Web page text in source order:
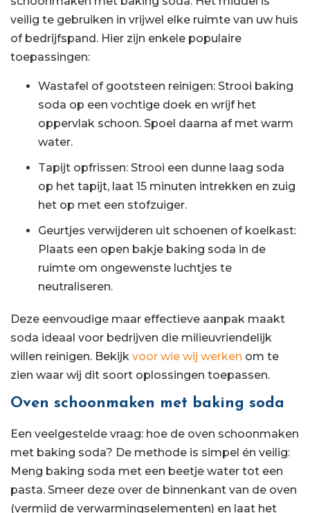
veilig te gebruiken in vrijwel elke ruimte van uw huis
of bedrijfspand. Hier zijn enkele populaire
toepassingen:
Wastafel of gootsteen reinigen: Strooi baking
soda op een vochtige doek en wrijf het
oppervlak schoon. Spoel daarna af met warm
water.
Tapijt opfrissen: Strooi een dunne laag soda
op het tapijt, laat 15 minuten intrekken en zuig
het op met een stofzuiger.
Geurtjes verwijderen uit schoenen of koelkast:
Plaats een open bakje baking soda in de
ruimte om ongewenste luchtjes te
neutraliseren.
Deze eenvoudige maar effectieve aanpak maakt
soda ideaal voor bedrijven die milieuvriendelijk
willen reinigen. Bekijk voor wie wij werken om te
zien waar wij dit soort oplossingen toepassen.
Oven schoonmaken met baking soda
Een veelgestelde vraag: hoe de oven schoonmaken
met baking soda? De methode is simpel én veilig:
Meng baking soda met een beetje water tot een
pasta. Smeer deze over de binnenkant van de oven
(vermijd de verwarmingselementen) en laat het